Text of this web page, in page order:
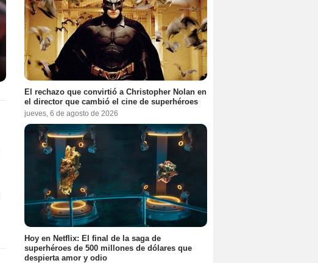
El rechazo que convirtió a Christopher Nolan en
el director que cambió el cine de superhéroes
jueves, 6 de agosto de 2026
Hoy en Netflix: El final de la saga de
superhéroes de 500 millones de dólares que
despierta amor y odio